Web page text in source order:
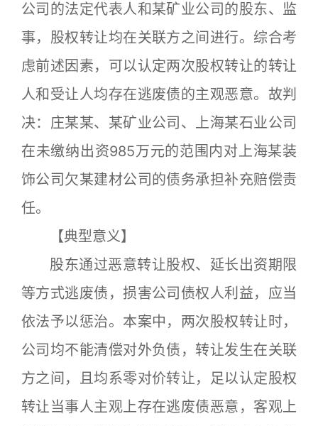
公司的法定代表人和某矿业公司的股东、监
事，股权转让均在关联方之间进行。综合考
虑前述因素，可以认定两次股权转让的转让
人和受让人均存在逃废债的主观恶意。故判
决：庄某某、某矿业公司、上海某石业公司
在未缴纳出资985万元的范围内对上海某装
饰公司欠某建材公司的债务承担补充赔偿责
任。
【典型意义】
股东通过恶意转让股权、延长出资期限
等方式逃废债，损害公司债权人利益，应当
依法予以惩治。本案中，两次股权转让时，
公司均不能清偿对外负债，转让发生在关联
方之间，且均系零对价转让，足以认定股权
转让当事人主观上存在逃废债恶意，客观上